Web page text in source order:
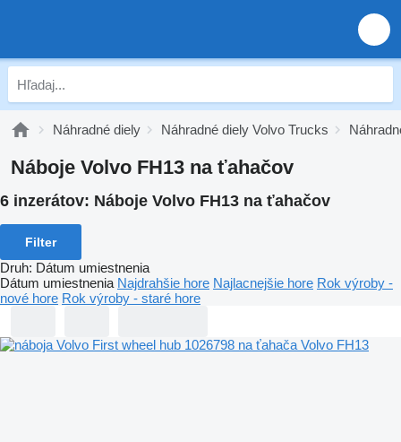
Náhradné diely Náhradné diely Volvo Trucks
Náboje Volvo FH13 na ťahačov
6 inzerátov: Náboje Volvo FH13 na ťahačov
Filter
Druh: Dátum umiestnenia
Dátum umiestnenia Najdrahšie hore Najlacnejšie hore Rok výroby -
nové hore Rok výroby - staré hore